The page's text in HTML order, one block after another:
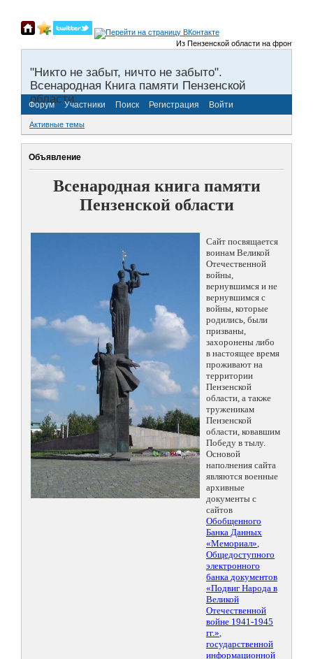
Из Пензенской области на фронты
"Никто не забыт, ничто не забыто".
Всенародная Книга памяти Пензенской
области.
Форум Участники Поиск Регистрация Войти
Активные темы
Объявление
Всенародная книга памяти
Пензенской области
Сайт посвящается
воинам Великой
Отечественной
войны,
вернувшимся и не
вернувшимся с
войны, которые
родились, были
призваны,
захоронены либо
в настоящее время
проживают на
территории
Пензенской
области, а также
труженикам
Пензенской
области, ковавшим
Победу в тылу.
Основой
наполнения сайта
являются военные
архивные
документы с
сайтов
Обобщенного
Банка Данных
«Мемориал»,
Общедоступного
электронного
банка документов
«Подвиг Народа в
Великой
Отечественной
войне 1941-1945
гг.»,
государственной
информационной